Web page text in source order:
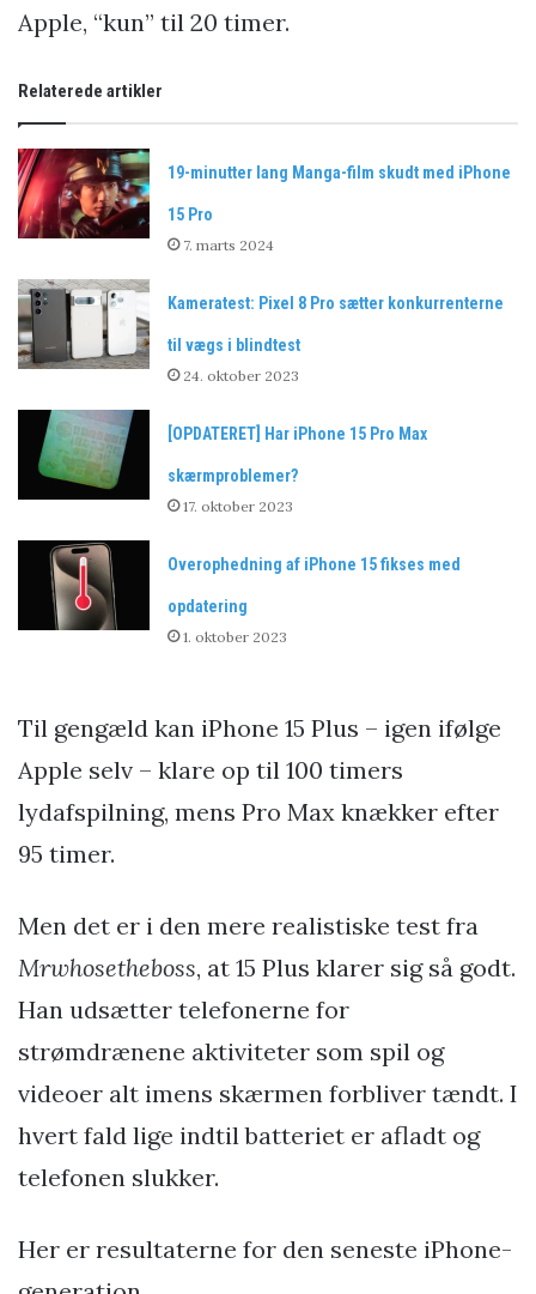
Apple, “kun” til 20 timer.
Relaterede artikler
19-minutter lang Manga-film skudt med iPhone
15 Pro
7. marts 2024
Kameratest: Pixel 8 Pro sætter konkurrenterne
til vægs i blindtest
24. oktober 2023
[OPDATERET] Har iPhone 15 Pro Max
skærmproblemer?
17. oktober 2023
Overophedning af iPhone 15 fikses med
opdatering
1. oktober 2023
Til gengæld kan iPhone 15 Plus – igen ifølge
Apple selv – klare op til 100 timers
lydafspilning, mens Pro Max knækker efter
95 timer.
Men det er i den mere realistiske test fra
Mrwhosetheboss, at 15 Plus klarer sig så godt.
Han udsætter telefonerne for
strømdrænene aktiviteter som spil og
videoer alt imens skærmen forbliver tændt. I
hvert fald lige indtil batteriet er afladt og
telefonen slukker.
Her er resultaterne for den seneste iPhone-